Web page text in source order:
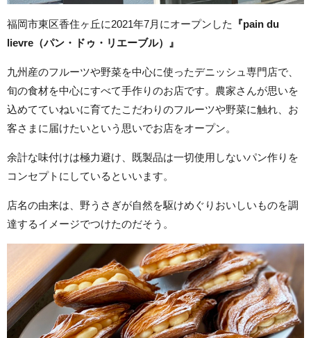
福岡市東区香住ヶ丘に2021年7月にオープンした
『pain du
lievre（パン・ドゥ・リエーブル）』
九州産のフルーツや野菜を中心に使ったデニッシュ専門店で、
旬の食材を中心にすべて手作りのお店です。農家さんが思いを
込めてていねいに育てたこだわりのフルーツや野菜に触れ、お
客さまに届けたいという思いでお店をオープン。
余計な味付けは極力避け、既製品は一切使用しないパン作りを
コンセプトにしているといいます。
店名の由来は、野うさぎが自然を駆けめぐりおいしいものを調
達するイメージでつけたのだそう。